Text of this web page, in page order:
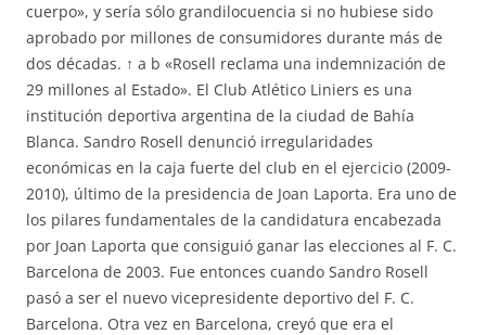
cuerpo», y sería sólo grandilocuencia si no hubiese sido
aprobado por millones de consumidores durante más de
dos décadas. ↑ a b «Rosell reclama una indemnización de
29 millones al Estado». El Club Atlético Liniers es una
institución deportiva argentina de la ciudad de Bahía
Blanca. Sandro Rosell denunció irregularidades
económicas en la caja fuerte del club en el ejercicio (2009-
2010), último de la presidencia de Joan Laporta. Era uno de
los pilares fundamentales de la candidatura encabezada
por Joan Laporta que consiguió ganar las elecciones al F. C.
Barcelona de 2003. Fue entonces cuando Sandro Rosell
pasó a ser el nuevo vicepresidente deportivo del F. C.
Barcelona. Otra vez en Barcelona, creyó que era el